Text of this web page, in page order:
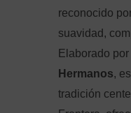
reconocido
suavidad,
Elaborado por
Hermanos,
tradición